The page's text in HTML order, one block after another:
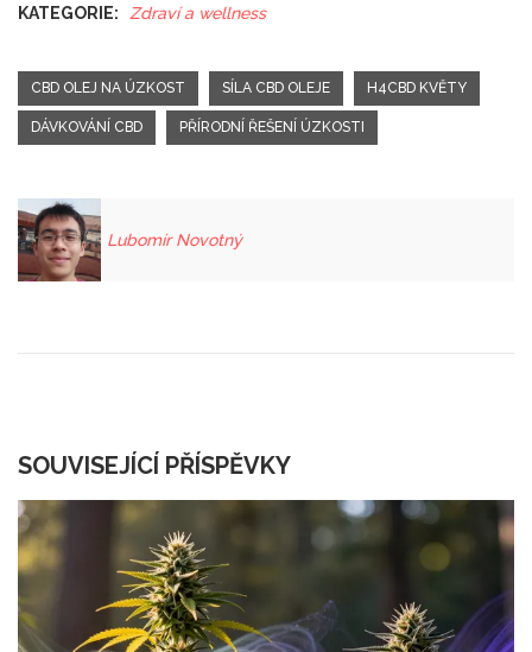
KATEGORIE: Zdraví a wellness
CBD OLEJ NA ÚZKOST SÍLA CBD OLEJE H4CBD KVĚTY
DÁVKOVÁNÍ CBD PŘÍRODNÍ ŘEŠENÍ ÚZKOSTI
Lubomír Novotný
SOUVISEJÍCÍ PŘÍSPĚVKY